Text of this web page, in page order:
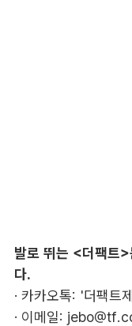
발로 뛰는 <더팩트
다.
· 카카오톡: '더팩트
· 이메일: